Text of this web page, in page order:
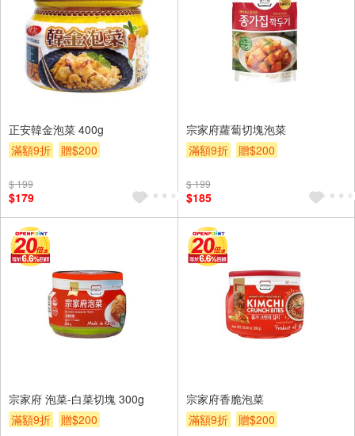
正安韓金泡菜 400g
滿額9折
贈$200
$ 199
$179
宗家府蘿蔔切塊泡菜
滿額9折
贈$200
$ 199
$185
宗家府 泡菜-白菜切塊 300g
滿額9折
贈$200
宗家府香脆泡菜
滿額9折
贈$200